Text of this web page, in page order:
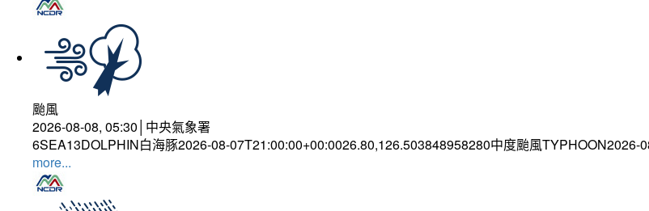
颱風
2026-08-08, 05:30│中央氣象署
6SEA13DOLPHIN白海豚2026-08-07T21:00:00+00:0026.80,126.503848958280中度颱風
more...